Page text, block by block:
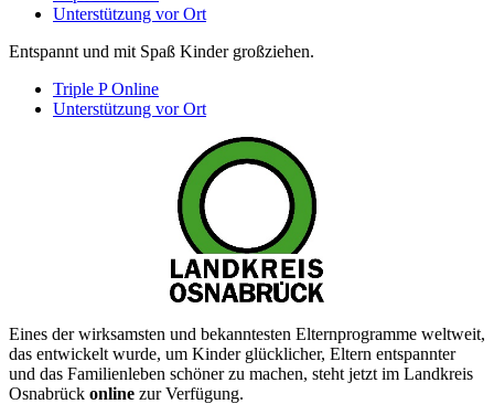
Unterstützung vor Ort
Entspannt und mit Spaß Kinder großziehen.
Triple P Online
Unterstützung vor Ort
Eines der wirksamsten und bekanntesten Elternprogramme weltweit,
das entwickelt wurde, um Kinder glücklicher, Eltern entspannter
und das Familienleben schöner zu machen, steht jetzt im Landkreis
Osnabrück online zur Verfügung.